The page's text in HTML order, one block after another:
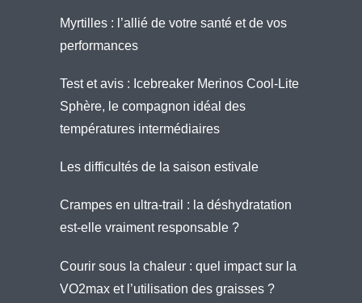
Myrtilles : l’allié de votre santé et de vos
performances
Test et avis : Icebreaker Merinos Cool-Lite
Sphère, le compagnon idéal des
températures intermédiaires
Les difficultés de la saison estivale
Crampes en ultra-trail : la déshydratation
est-elle vraiment responsable ?
Courir sous la chaleur : quel impact sur la
VO2max et l’utilisation des graisses ?